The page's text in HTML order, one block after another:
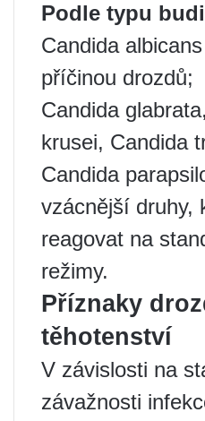
Podle typu
Candida
příčinou drozdů;
Candida
krusei, Candida
Candida
vzácnější druhy,
reagovat na
režimy.
Příznaky
těhotenství
V závislosti na
závažnosti